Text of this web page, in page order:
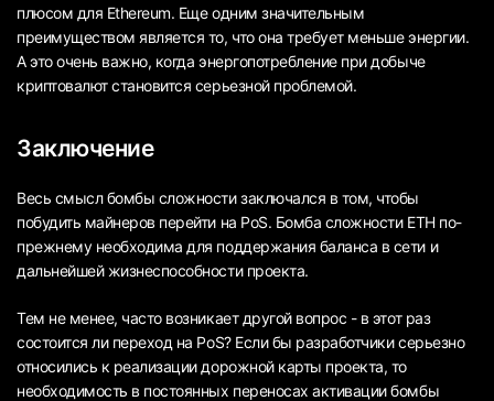
плюсом для Ethereum. Еще одним значительным
преимуществом является то, что она требует меньше энергии.
А это очень важно, когда энергопотребление при добыче
криптовалют становится серьезной проблемой.
Заключение
Весь смысл бомбы сложности заключался в том, чтобы
побудить майнеров перейти на PoS. Бомба сложности ETH по-
прежнему необходима для поддержания баланса в сети и
дальнейшей жизнеспособности проекта.
Тем не менее, часто возникает другой вопрос - в этот раз
состоится ли переход на PoS? Если бы разработчики серьезно
относились к реализации дорожной карты проекта, то
необходимость в постоянных переносах активации бомбы